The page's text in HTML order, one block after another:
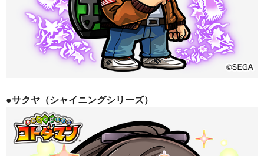
●サクヤ（シャイニングシリーズ）